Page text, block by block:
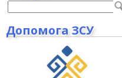
Допомога ЗСУ